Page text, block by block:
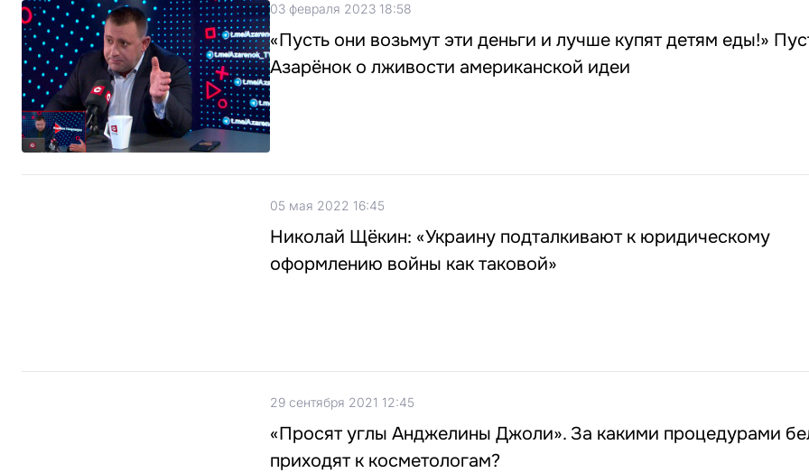
03 февраля 2023 18:58
«Пусть они возьмут эти деньги и лучше купят детям еды!»
Азарёнок о лживости американской идеи
05 мая 2022 16:45
Николай Щёкин: «Украину подталкивают к юридическому
оформлению войны как таковой»
29 сентября 2021 12:45
«Просят углы Анджелины Джоли». За какими процедурами
приходят к косметологам?